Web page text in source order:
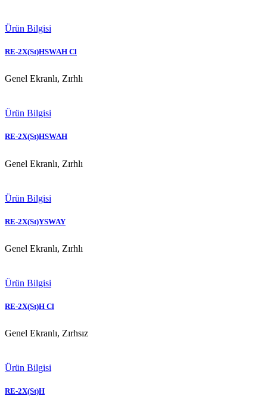
Ürün Bilgisi
RE-2X(St)HSWAH Cl
Genel Ekranlı, Zırhlı
Ürün Bilgisi
RE-2X(St)HSWAH
Genel Ekranlı, Zırhlı
Ürün Bilgisi
RE-2X(St)YSWAY
Genel Ekranlı, Zırhlı
Ürün Bilgisi
RE-2X(St)H Cl
Genel Ekranlı, Zırhsız
Ürün Bilgisi
RE-2X(St)H